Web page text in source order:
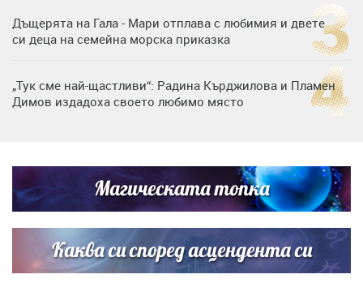
Дъщерята на Гала - Мари отплава с любимия и двете
си деца на семейна морска приказка
„Тук сме най-щастливи“: Радина Кърджилова и Пламен
Димов издадоха своето любимо място
Братя Аргирови я изненадаха с песен
Магическата топка
Каква си според асцендента си